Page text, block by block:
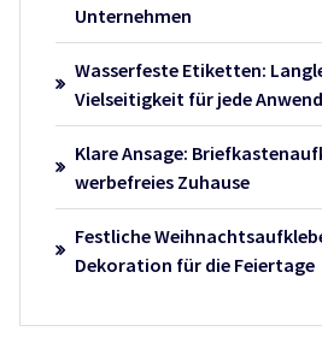
Unternehmen
Wasserfeste Etiketten:
Vielseitigkeit für jede
Klare Ansage:
werbefreies Zuhause
Festliche
Dekoration für die Feiertage